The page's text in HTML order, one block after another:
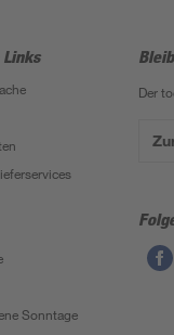
Sonntage
Der